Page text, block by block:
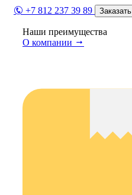
+7 812 237 39 89 Заказать
Наши преимущества
О компании